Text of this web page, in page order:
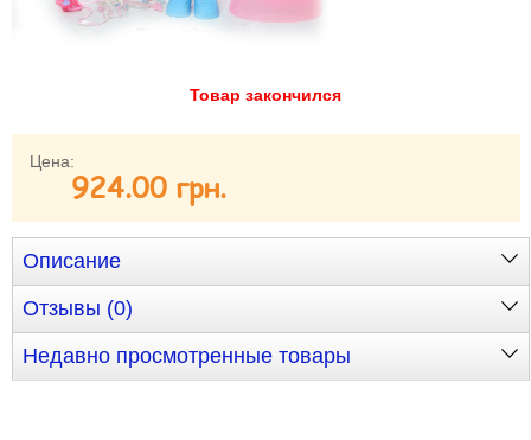
Товар закончился
Цена:
924.00 грн.
Описание
Отзывы (0)
Недавно просмотренные товары